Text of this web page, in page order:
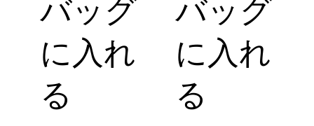
バッグ
に入れ
る
バッグ
に入れ
る